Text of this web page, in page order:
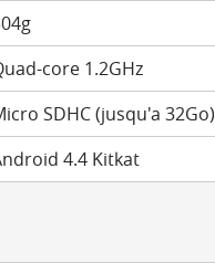
core 1.2GHz
SDHC (jusqu'a 32Go)
4.4 Kitkat